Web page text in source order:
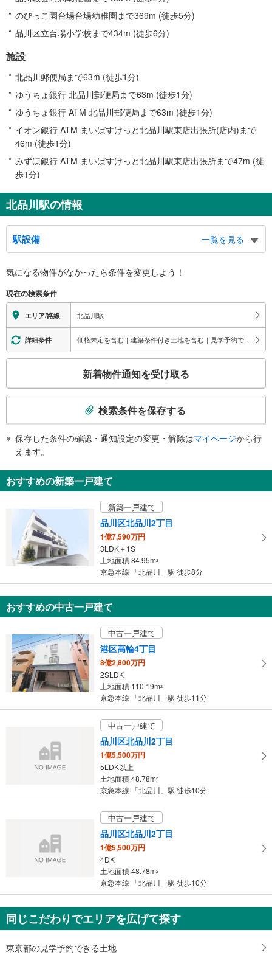
のびっこ園台場台場幼稚園まで369m (徒歩5分)
品川区立台場小学校まで434m (徒歩6分)
施設
北品川郵便局まで63m (徒歩1分)
ゆうちょ銀行 北品川郵便局まで63m (徒歩1分)
ゆうちょ銀行 ATM 北品川郵便局まで63m (徒歩1分)
イオン銀行 ATM まいばすけっと北品川駅東店出張所(店内)まで
46m (徒歩1分)
みずほ銀行 ATM まいばすけっと北品川駅東店出張所まで47m (徒
歩1分)
北品川駅の情報
駅設備
一覧を見る
※段差なしでの移動経路
地上⇔改札⇔ホーム：○
エレベータ
・各ホーム⇔跨線橋
トイレ
《多機能トイレ》
・２番線ホーム⇔改札
・ＡＥＤ
気になる物件がなかったら条件を変更しよう！
現在の検索条件
エリア/路線 北品川駅
詳細条件 価格未定を含む｜建築条件付き土地を含む｜見学予約できる物件
検
知
を
条
マ
イ
ペ
ー
ジ
に
保
す
新着物件通知を受け取る
検索条件を保存する
保存した条件の確認・通知設定の変更・解除はマイページから行
えます。
おすすめの新築一戸建て
新築一戸建て
品川区北品川2丁目
1億7,590万円
3LDK＋1S
土地面積 84.95m2
京急本線 「北品川」駅 徒歩8分
おすすめの中古一戸建て
中古一戸建て
港区高輪4丁目
8億2,800万円
2SLDK
土地面積 110.19m2
京急本線 「北品川」駅 徒歩11分
中古一戸建て
品川区北品川2丁目
1億5,500万円
5LDK以上
土地面積 48.78m2
京急本線 「北品川」駅 徒歩10分
中古一戸建て
品川区北品川2丁目
1億5,500万円
4DK
土地面積 48.78m2
京急本線 「北品川」駅 徒歩10分
同じこだわりでエリアを広げて探す
東京都の見学予約できる土地